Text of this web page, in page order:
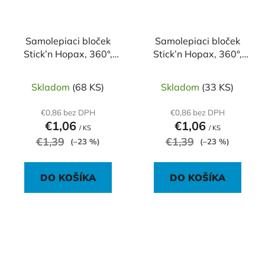
Samolepiaci bloček
Stick’n Hopax, 360°,
Skladom (68 KS)
€0,86 bez DPH
€1,06 / KS
€1,39 (–23 %)
DO KOŠÍKA
Samolepiaci bloček
Stick’n Hopax, 360°,
Skladom (33 KS)
€0,86 bez DPH
€1,06 / KS
€1,39 (–23 %)
DO KOŠÍKA